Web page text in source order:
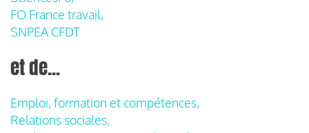
FO France travail,
SNPEA CFDT
et de...
Emploi, formation et compétences,
Relations sociales,